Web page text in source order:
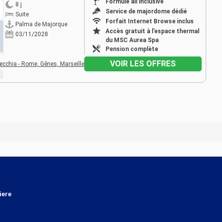
8 j
Suite
Palma de Majorque
03/11/2028
Service de majordome dédié
Forfait Internet Browse inclus
Accès gratuit à l’espace thermal
du MSC Aurea Spa
Pension complète
- Rome, Gênes, Marseille VOIR LES OFFRES